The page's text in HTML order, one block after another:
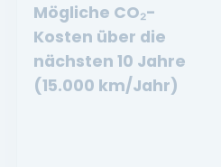
Mögliche CO₂-
Kosten über die
nächsten 10 Jahre
(15.000 km/Jahr)